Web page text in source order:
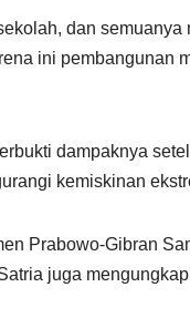
dan semuanya
ini pembangunan
dampaknya
kemiskinan
Prabowo-Gibran
juga